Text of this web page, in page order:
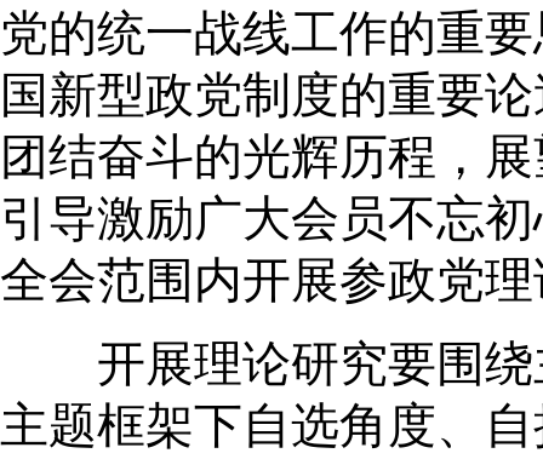
党的统一战线工作的重
国新型政党制度的重要
团结奋斗的光辉历程，
引导激励广大会员不忘
全会范围内开展参政党
开展理论研究要围绕
主题框架下自选角度、